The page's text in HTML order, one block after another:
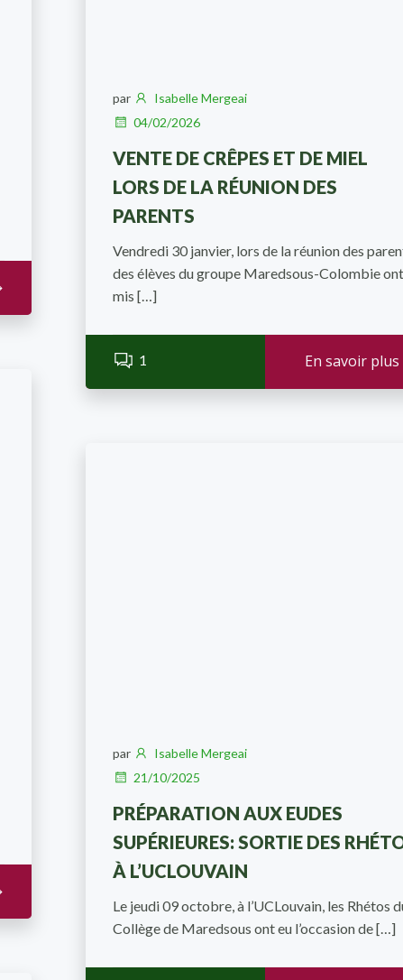
par
Isabelle Mergeai
04/02/2026
VENTE DE CRÊPES ET DE MIEL
LORS DE LA RÉUNION DES
PARENTS
Vendredi 30 janvier, lors de la réunion des
des élèves du groupe Maredsous-Colombie
mis […]
1 En savoir plus
par
Isabelle Mergeai
21/10/2025
PRÉPARATION AUX EUDES
SUPÉRIEURES: SORTIE DES
À L’UCLOUVAIN
Le jeudi 09 octobre, à l’UCLouvain, les Rhétos
Collège de Maredsous ont eu l’occasion de […]